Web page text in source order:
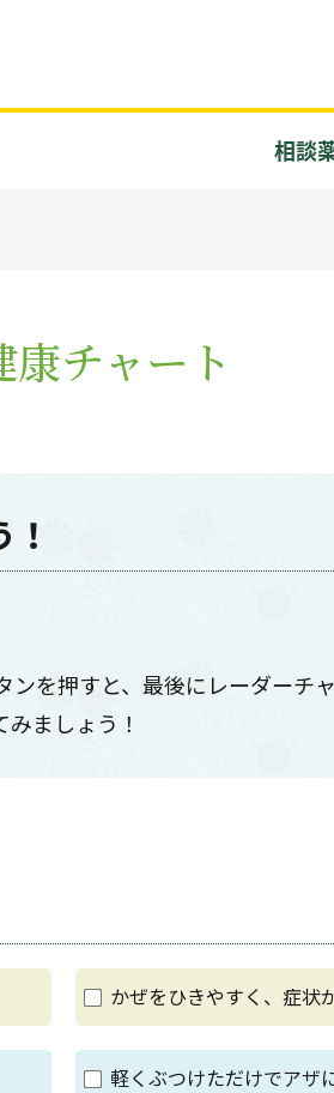
相談
康チャート
を押すと、最後にレーダーチ
ましょう！
かぜをひきやすく、症状
軽くぶつけただけでアザ